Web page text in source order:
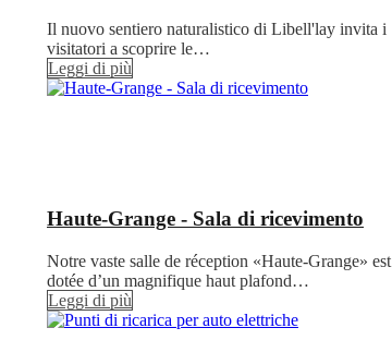
Il nuovo sentiero naturalistico di Libell'lay invita i
visitatori a scoprire le…
Leggi di più
Haute-Grange - Sala di ricevimento
Notre vaste salle de réception «Haute-Grange» est
dotée d’un magnifique haut plafond…
Leggi di più